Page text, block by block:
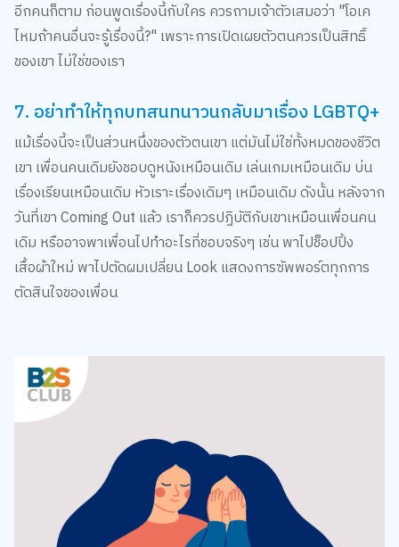
ไหมถ้าคนอื่นจะรู้เรื่องนี้?" เพราะการเปิดเผยตัวตนควรเป็นสิทธิ์
ของเขา ไม่ใช่ของเรา
7. อย่าทำให้ทุกบทสนทนาวนกลับมาเรื่อง LGBTQ+
แม้เรื่องนี้จะเป็นส่วนหนึ่งของตัวตนเขา แต่มันไม่ใช่ทั้งหมดของชีวิต
เขา เพื่อนคนเดิมยังชอบดูหนังเหมือนเดิม เล่นเกมเหมือนเดิม บ่น
เรื่องเรียนเหมือนเดิม หัวเราะเรื่องเดิมๆ เหมือนเดิม ดังนั้น หลังจาก
วันที่เขา Coming Out แล้ว เราก็ควรปฏิบัติกับเขาเหมือนเพื่อนคน
เดิม หรืออาจพาเพื่อนไปทำอะไรที่ชอบจริงๆ เช่น พาไปช็อปปิ้ง
เสื้อผ้าใหม่ พาไปตัดผมเปลี่ยน Look แสดงการซัพพอร์ตทุกการ
ตัดสินใจของเพื่อน